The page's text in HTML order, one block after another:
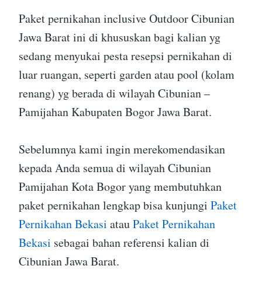
Paket pernikahan inclusive Outdoor Cibunian
Jawa Barat ini di khususkan bagi kalian yg
sedang menyukai pesta resepsi pernikahan di
luar ruangan, seperti garden atau pool (kolam
renang) yg berada di wilayah Cibunian –
Pamijahan Kabupaten Bogor Jawa Barat.
Sebelumnya kami ingin merekomendasikan
kepada Anda semua di wilayah Cibunian
Pamijahan Kota Bogor yang membutuhkan
paket pernikahan lengkap bisa kunjungi Paket
Pernikahan Bekasi atauPaket Pernikahan
Bekasi sebagai bahan referensi kalian di
Cibunian Jawa Barat.